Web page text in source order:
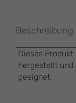
Beschreibung
Dieses
hergestellt und
geeignet.